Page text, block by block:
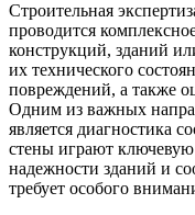
Строительная
проводится
конструкций, зданий
их технического
повреждений, а также
Одним из важных
является диагностика
стены играют ключевую
надежности зданий и
требует особого